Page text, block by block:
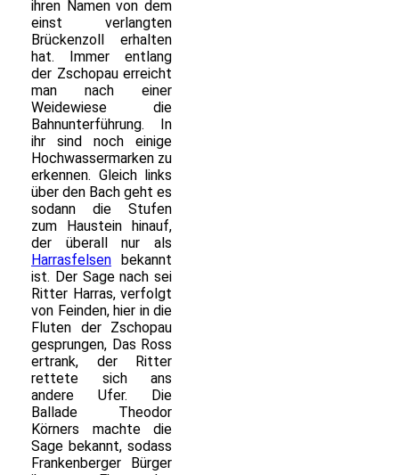
ihren Namen von dem
einst verlangten
Brückenzoll erhalten
hat. Immer entlang
der Zschopau erreicht
man nach einer
Weidewiese die
Bahnunterführung. In
ihr sind noch einige
Hochwassermarken zu
erkennen. Gleich links
über den Bach geht es
sodann die Stufen
zum Haustein hinauf,
der überall nur als
Harrasfelsen bekannt
ist. Der Sage nach sei
Ritter Harras, verfolgt
von Feinden, hier in die
Fluten der Zschopau
gesprungen, Das Ross
ertrank, der Ritter
rettete sich ans
andere Ufer. Die
Ballade Theodor
Körners machte die
Sage bekannt, sodass
Frankenberger Bürger